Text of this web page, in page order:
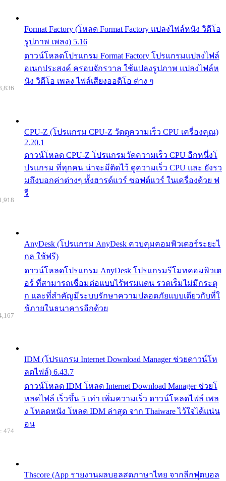
Format Factory (โหลด Format Factory แปลงไฟล์หนัง วิดีโอ
รูปภาพ เพลง) 5.16
ดาวน์โหลดโปรแกรม Format Factory โปรแกรมแปลงไฟล์
อเนกประสงค์ ครอบจักรวาล ใช้แปลงรูปภาพ แปลงไฟล์ห
นัง วิดีโอ เพลง ไฟล์เสียงออดิโอ ต่าง ๆ
CPU-Z (โปรแกรม CPU-Z วัดดูความเร็ว CPU เครื่องคุณ)
2.20.1
ดาวน์โหลด CPU-Z โปรแกรมวัดความเร็ว CPU อีกหนึ่งโ
ปรแกรม ที่ทุกคน น่าจะมีติดไว้ ดูความเร็ว CPU และ ยังรว
มถึงบอกค่าต่างๆ ทั้งฮารด์แวร์ ซอฟต์แวร์ ในเครื่องด้วย ฟ
รี
AnyDesk (โปรแกรม AnyDesk ควบคุมคอมพิวเตอร์ระยะไ
กล ใช้ฟรี)
ดาวน์โหลดโปรแกรม AnyDesk โปรแกรมรีโมทคอมพิวเต
อร์ ที่สามารถเชื่อมต่อแบบไร้พรมแดน รวดเร็มไม่มีกระตุ
ก และที่สำคัญมีระบบรักษาความปลอดภัยแบบเดียวกับที่ใ
ช้ภายในธนาคารอีกด้วย
IDM (โปรแกรม Internet Download Manager ช่วยดาวน์โห
ลดไฟล์) 6.43.7
ดาวน์โหลด IDM โหลด Internet Download Manager ช่วยโ
หลดไฟล์ เร็วขึ้น 5 เท่า เพิ่มความเร็ว ดาวน์โหลดไฟล์ เพล
ง โหลดหนัง โหลด IDM ล่าสุด จาก Thaiware ไว้ใจได้แน่น
อน
Thscore (App รายงานผลบอลสดภาษาไทย จากลีกฟุตบอล
474